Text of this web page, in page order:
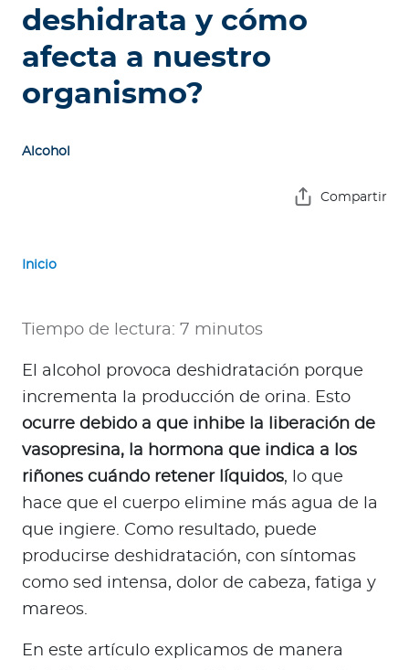
deshidrata y cómo
afecta a nuestro
organismo?
Alcohol
Compartir
Inicio
Tiempo de lectura: 7 minutos
El alcohol provoca deshidratación porque
incrementa la producción de orina. Esto
ocurre debido a que inhibe la liberación de
vasopresina, la hormona que indica a los
riñones cuándo retener líquidos, lo que
hace que el cuerpo elimine más agua de la
que ingiere. Como resultado, puede
producirse deshidratación, con síntomas
como sed intensa, dolor de cabeza, fatiga y
mareos.
En este artículo explicamos de manera